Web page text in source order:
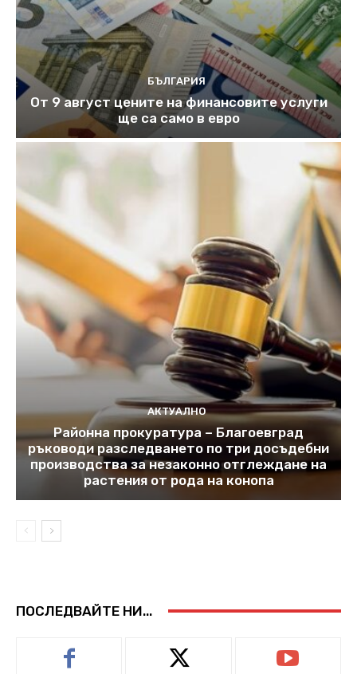
БЪЛГАРИЯ
От 9 август цените на финансовите услуги
ще са само в евро
АКТУАЛНО
Районна прокуратура – Благоевград
ръководи разследването по три досъдебни
производства за незаконно отглеждане на
растения от рода на конопа
ПОСЛЕДВАЙТЕ НИ...